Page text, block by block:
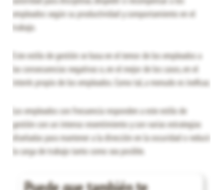
empleados según su productividad y comportamiento en el
trabajo.
Este estilo de gestión se basa en el temor de los empleados a
las consecuencias negativas o, en el mejor de los casos, en el
interés propio de los empleados. Como tal, a menudo es ineficaz.
Los empleados con frecuencia responden a este estilo de
gestión con un intenso resentimiento y con varias estrategias
diseñadas para mantener a la dirección en la oscuridad o reducir
la carga de trabajo tanto como sea posible.